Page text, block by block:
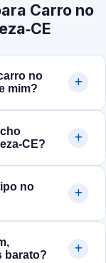
Carro no
no
mim?
no
barato?